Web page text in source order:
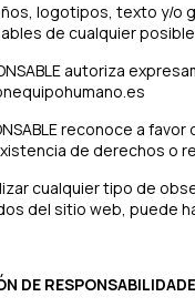
logotipos, texto y/o
de cualquier
autoriza
reconoce a
de derechos o
cualquier tipo de
del sitio web, puede
DE